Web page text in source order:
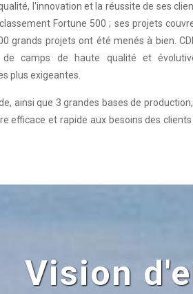
l'innovation et la réussite de ses
Fortune 500 ; ses projets
grands projets ont été menés à bien.
camps de haute qualité et
plus exigeantes.
ainsi que 3 grandes bases de
efficace et rapide aux besoins des
Vision